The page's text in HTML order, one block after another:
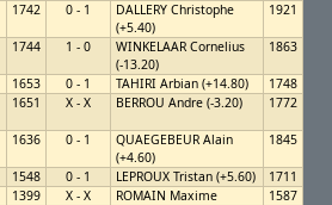
1742 0 - 1
DALLERY Christophe
(+5.40)
1921
1744 1 - 0
WINKELAAR Cornelius
(-13.20)
1863
1653 0 - 1 TAHIRI Arbian (+14.80)
1748
1651 X - X BERROU Andre (-3.20) 1772
1636 0 - 1
QUAEGEBEUR Alain
(+4.60)
1845
1548 0 - 1 LEPROUX Tristan (+5.60)
1711
1399 X - X ROMAIN Maxime
1587